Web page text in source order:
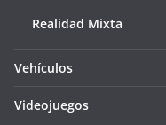
Realidad Mixta
Vehículos
Videojuegos